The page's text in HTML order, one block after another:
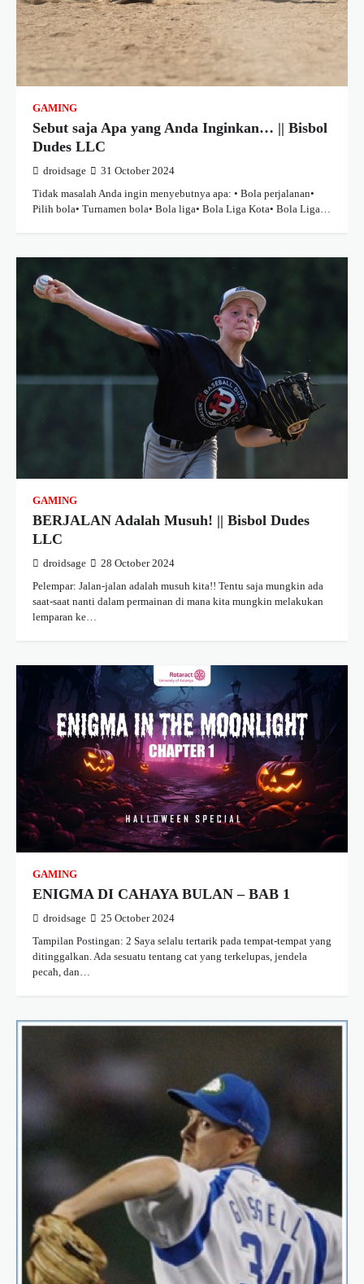
GAMING
Sebut saja Apa yang Anda Inginkan… || Bisbol
Dudes LLC
droidsage 31 October 2024
Tidak masalah Anda ingin menyebutnya apa: • Bola perjalanan•
Pilih bola• Turnamen bola• Bola liga• Bola Liga Kota• Bola Liga…
GAMING
BERJALAN Adalah Musuh! || Bisbol Dudes
LLC
droidsage 28 October 2024
Pelempar: Jalan-jalan adalah musuh kita!! Tentu saja mungkin ada
saat-saat nanti dalam permainan di mana kita mungkin melakukan
lemparan ke…
GAMING
ENIGMA DI CAHAYA BULAN – BAB 1
droidsage 25 October 2024
Tampilan Postingan: 2 Saya selalu tertarik pada tempat-tempat yang
ditinggalkan. Ada sesuatu tentang cat yang terkelupas, jendela
pecah, dan…